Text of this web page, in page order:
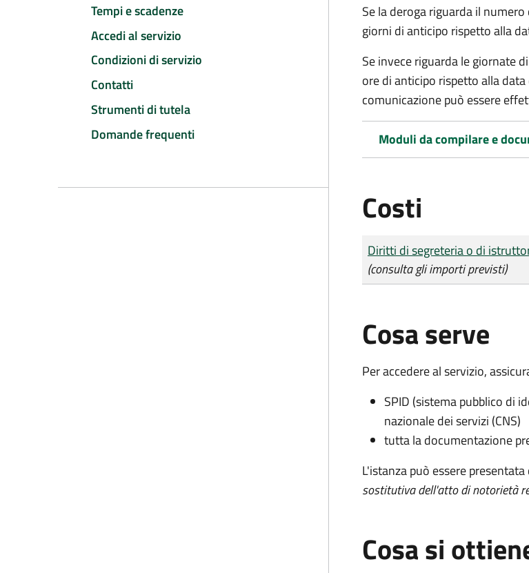
Tempi e scadenze
Accedi al servizio
Condizioni di servizio
Contatti
Strumenti di tutela
Domande frequenti
Se la deroga riguarda il
giorni di anticipo rispetto alla
Se invece riguarda le giornate
ore di anticipo rispetto alla
comunicazione può essere
Moduli da compilare e
Costi
Tipo di pagamento
Importo
Diritti di segreteria o di
(consulta gli importi previsti)
Cosa serve
Per accedere al servizio,
SPID (sistema pubblico di
nazionale dei servizi (CNS)
tutta la documentazione
L'istanza può essere
sostitutiva dell'atto di notorietà
Cosa si